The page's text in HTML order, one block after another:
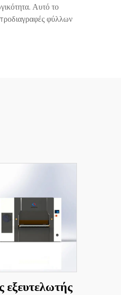
Αυτό το
φύλλων
εξευτελωτής